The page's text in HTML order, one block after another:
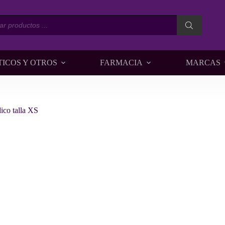
Y OTROS FARMACIA MARCAS
talla XS